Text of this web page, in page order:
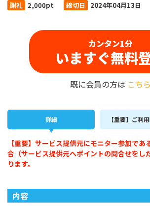
謝礼 2,000pt 締切日 2024年04月13日
カンタン1分
いますぐ無料
既に会員の方は こちら
詳細 【重要】ご利
【重要】サービス提供元にモニター参加であ
合（サービス提供元へポイントの問合せをし
ります。
内容